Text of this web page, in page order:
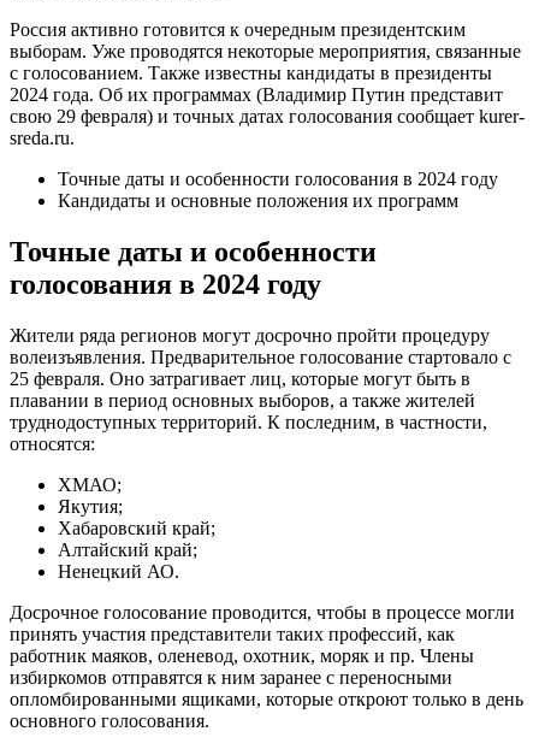
Россия активно готовится к очередным президентским
выборам. Уже проводятся некоторые мероприятия, связанные
с голосованием. Также известны кандидаты в президенты
2024 года. Об их программах (Владимир Путин представит
свою 29 февраля) и точных датах голосования сообщает kurer-
sreda.ru.
Точные даты и особенности голосования в 2024 году
Кандидаты и основные положения их программ
Точные даты и особенности
голосования в 2024 году
Жители ряда регионов могут досрочно пройти процедуру
волеизъявления. Предварительное голосование стартовало с
25 февраля. Оно затрагивает лиц, которые могут быть в
плавании в период основных выборов, а также жителей
труднодоступных территорий. К последним, в частности,
относятся:
ХМАО;
Якутия;
Хабаровский край;
Алтайский край;
Ненецкий АО.
Досрочное голосование проводится, чтобы в процессе могли
принять участия представители таких профессий, как
работник маяков, оленевод, охотник, моряк и пр. Члены
избиркомов отправятся к ним заранее с переносными
опломбированными ящиками, которые откроют только в день
основного голосования.